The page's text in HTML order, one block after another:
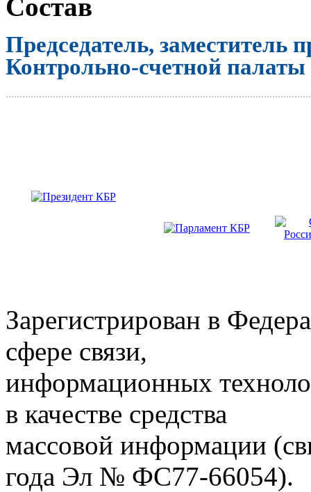
Состав
Председатель, заместитель
Контрольно-счетной палаты
Зарегистрирован в
сфере связи,
информационных
в качестве средства
массовой информации
года Эл № ФС77-66054).